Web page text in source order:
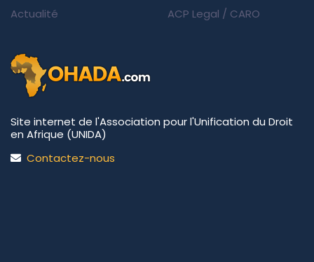
Actualité
ACP Legal / CARO
Site internet de l'Association pour l'Unification du Droit
en Afrique (UNIDA)
Contactez-nous